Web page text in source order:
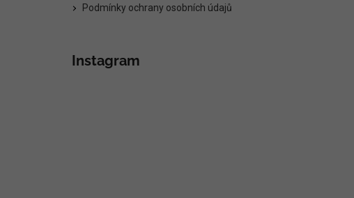
Podmínky ochrany osobních údajů
Instagram